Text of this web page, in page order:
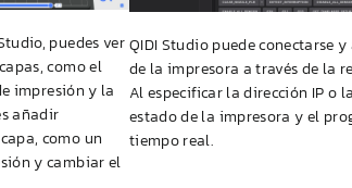
puedes ver
como el
impresión y la
añadir
como un
y cambiar el
QIDIStudio puede conectarse
de la impresora a través de la
Al especificar la dirección IP o
estado de la impresora y el
tiempo real.